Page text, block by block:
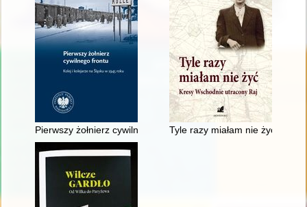
Pierwszy żołnierz cywilnego frontu : kolej i kolejarze na Śląsku
Tyle razy miałam nie żyć :